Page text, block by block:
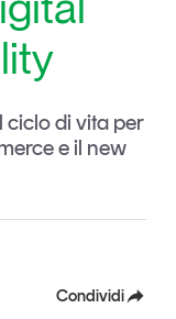
ciclo di vita per
e il new
Condividi